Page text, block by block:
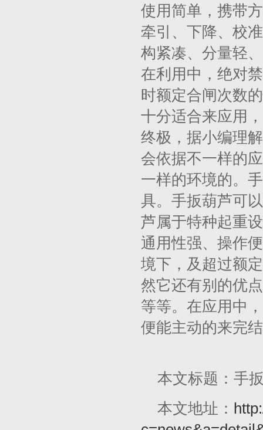
使用简单，携带
牵引、下降、校
构紧凑、分量轻
在利用中，绝对
时额定合闸次数
十分适合来应用
终极，据小编理
会依据不一样的
一样的环境的。
具。手扳葫芦可
芦属于特种起重
通用性强、操作
境下，及超过额
然它还有别的优
等等。在应用中
便能主动的来完
本文标题：手
本文地址：